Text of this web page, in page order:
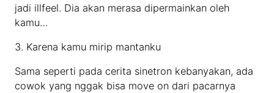
jadi illfeel. Dia akan merasa dipermainkan oleh
kamu…
3. Karena kamu mirip mantanku
Sama seperti pada cerita sinetron kebanyakan, ada
cowok yang nggak bisa move on dari pacarnya